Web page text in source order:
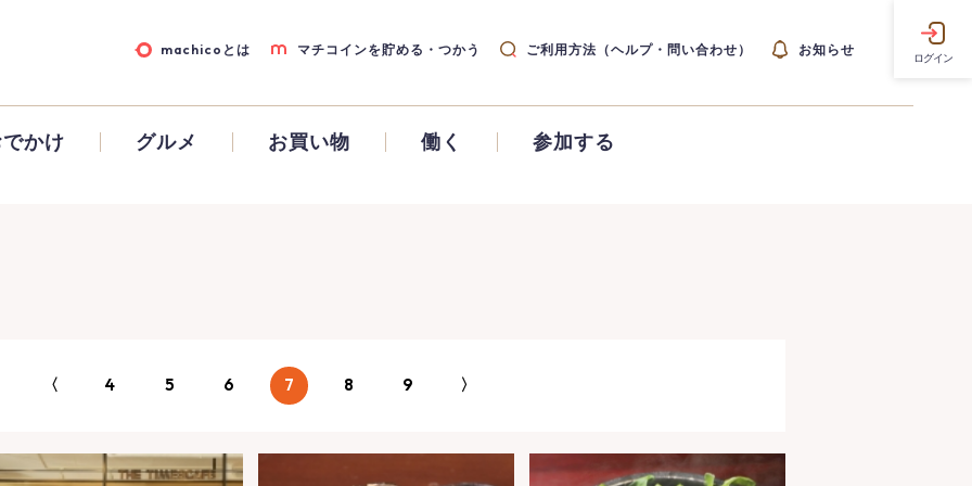
machicoとは マチコインを貯める・つかう ご利用方法（ヘルプ・問い合わせ） お知らせ
ログイン
かけ グルメ お買い物 働く 参加する
〈 4 5 6 7 8 9 〉